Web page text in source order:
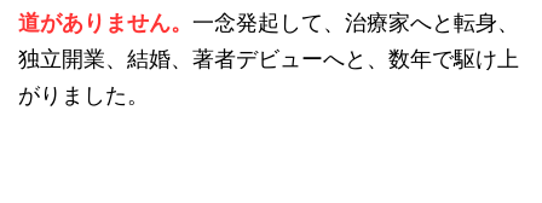
道がありません。 一念発起して、治療家へと転身、
独立開業、結婚、著者デビューへと、数年で駆け上
がりました。